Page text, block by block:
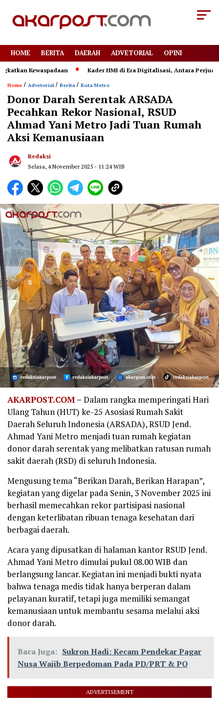
HOME BERITA DAERAH ADVETORIAL OPINI
Kewaspadaan Kader HMI di Era Digitalisasi, Antara Perjuangan
Home / Advetorial / Berita / Kota Metro
Donor Darah Serentak ARSADA
Pecahkan Rekor Nasional, RSUD
Ahmad Yani Metro Jadi Tuan Rumah
Aksi Kemanusiaan
Redaksi
Selasa, 4 November 2025 - 11:24 WIB
AKARPOST.COM – Dalam rangka memperingati Hari
Ulang Tahun (HUT) ke-25 Asosiasi Rumah Sakit
Daerah Seluruh Indonesia (ARSADA), RSUD Jend.
Ahmad Yani Metro menjadi tuan rumah kegiatan
donor darah serentak yang melibatkan ratusan rumah
sakit daerah (RSD) di seluruh Indonesia.
Mengusung tema “Berikan Darah, Berikan Harapan”,
kegiatan yang digelar pada Senin, 3 November 2025 ini
berhasil memecahkan rekor partisipasi nasional
dengan keterlibatan ribuan tenaga kesehatan dari
berbagai daerah.
Acara yang dipusatkan di halaman kantor RSUD Jend.
Ahmad Yani Metro dimulai pukul 08.00 WIB dan
berlangsung lancar. Kegiatan ini menjadi bukti nyata
bahwa tenaga medis tidak hanya berperan dalam
pelayanan kuratif, tetapi juga memiliki semangat
kemanusiaan untuk membantu sesama melalui aksi
donor darah.
Baca Juga: Sukron Hadi: Kecam Pendekar Pagar
Nusa Wajib Berpedoman Pada PD/PRT & PO
ADVERTISEMENT